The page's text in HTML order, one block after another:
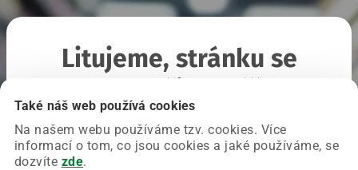
Také náš web používá cookies
Na našem webu používáme tzv. cookies. Více
informací o tom, co jsou cookies a jaké používáme, se
dozvíte zde.
Litujeme, stránku se
Chyba nastala na naší straně a už ji opravujeme.
Zkuste prosím znovu načíst požadovanou stránku.